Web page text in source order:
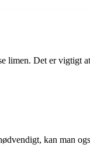
Det er vigtigt
kan man